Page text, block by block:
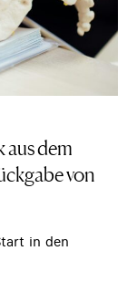
dem
von
in den